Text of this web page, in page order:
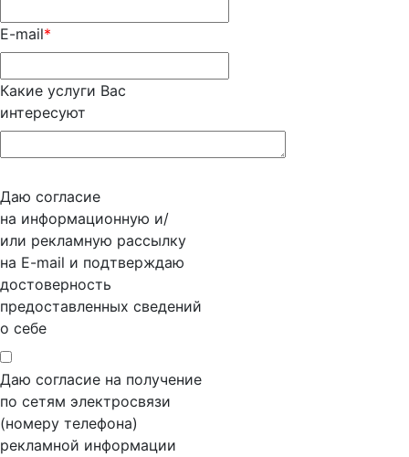
E-mail*
Какие услуги Вас
интересуют
Даю согласие
на информационную и/
или рекламную рассылку
на E-mail и подтверждаю
достоверность
предоставленных сведений
о себе
Даю согласие на получение
по сетям электросвязи
(номеру телефона)
рекламной информации